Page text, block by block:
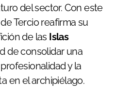
del sector. Con este
Tercio reafirma su
de las Islas
de consolidar una
y la
en el archipiélago.